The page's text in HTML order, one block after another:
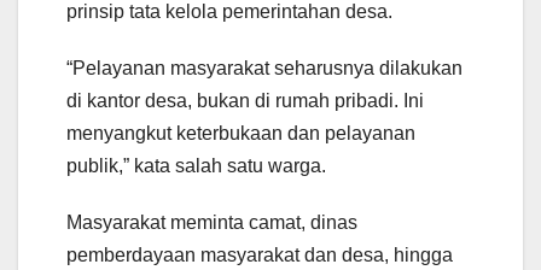
prinsip tata kelola pemerintahan desa.
“Pelayanan masyarakat seharusnya dilakukan
di kantor desa, bukan di rumah pribadi. Ini
menyangkut keterbukaan dan pelayanan
publik,” kata salah satu warga.
Masyarakat meminta camat, dinas
pemberdayaan masyarakat dan desa, hingga